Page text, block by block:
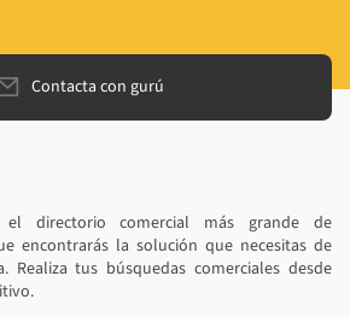
Contacta con gurú
el directorio comercial más grande de
encontrarás la solución que necesitas de
Realiza tus búsquedas comerciales desde